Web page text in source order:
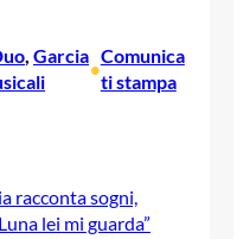
, Garcia
•
Comunica
ti stampa
racconta sogni,
lei mi guarda”